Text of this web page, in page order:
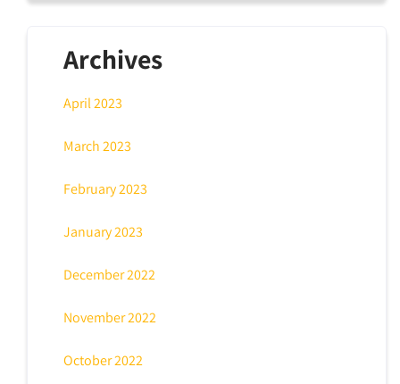
Archives
April 2023
March 2023
February 2023
January 2023
December 2022
November 2022
October 2022